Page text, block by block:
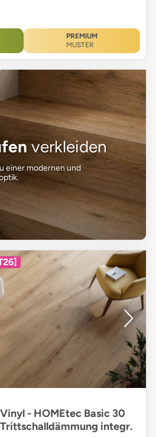
PREMIUM
MUSTER
verkleiden
einer modernen und
- HOMEtec Basic 30
Trittschalldämmung integr.